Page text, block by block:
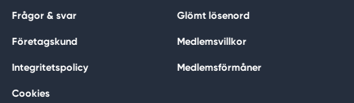
Frågor & svar
Företagskund
Integritetspolicy
Cookies
Glömt lösenord
Medlemsvillkor
Medlemsförmåner